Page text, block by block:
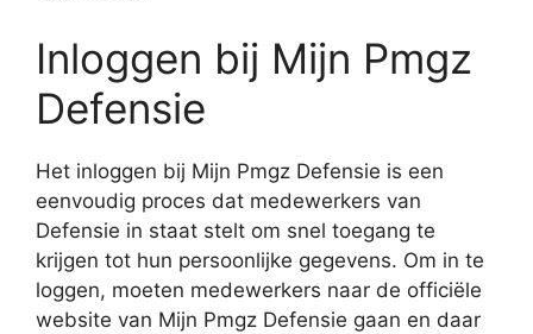
Inloggen bij Mijn Pmgz
Defensie
Het inloggen bij Mijn Pmgz Defensie is een
eenvoudig proces dat medewerkers van
Defensie in staat stelt om snel toegang te
krijgen tot hun persoonlijke gegevens. Om in te
loggen, moeten medewerkers naar de officiële
website van Mijn Pmgz Defensie gaan en daar